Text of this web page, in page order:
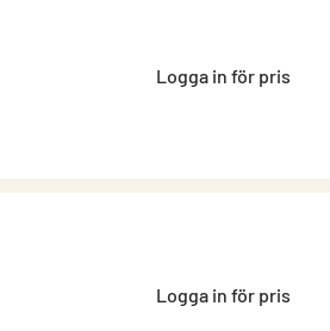
Logga in för pris
Logga in för pris